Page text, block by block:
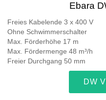
Ebara
Freies Kabelende 3 x 400 V
Ohne Schwimmerschalter
Max. Förderhöhe 17 m
Max. Fördermenge 48 m³/h
Freier Durchgang 50 mm
DW